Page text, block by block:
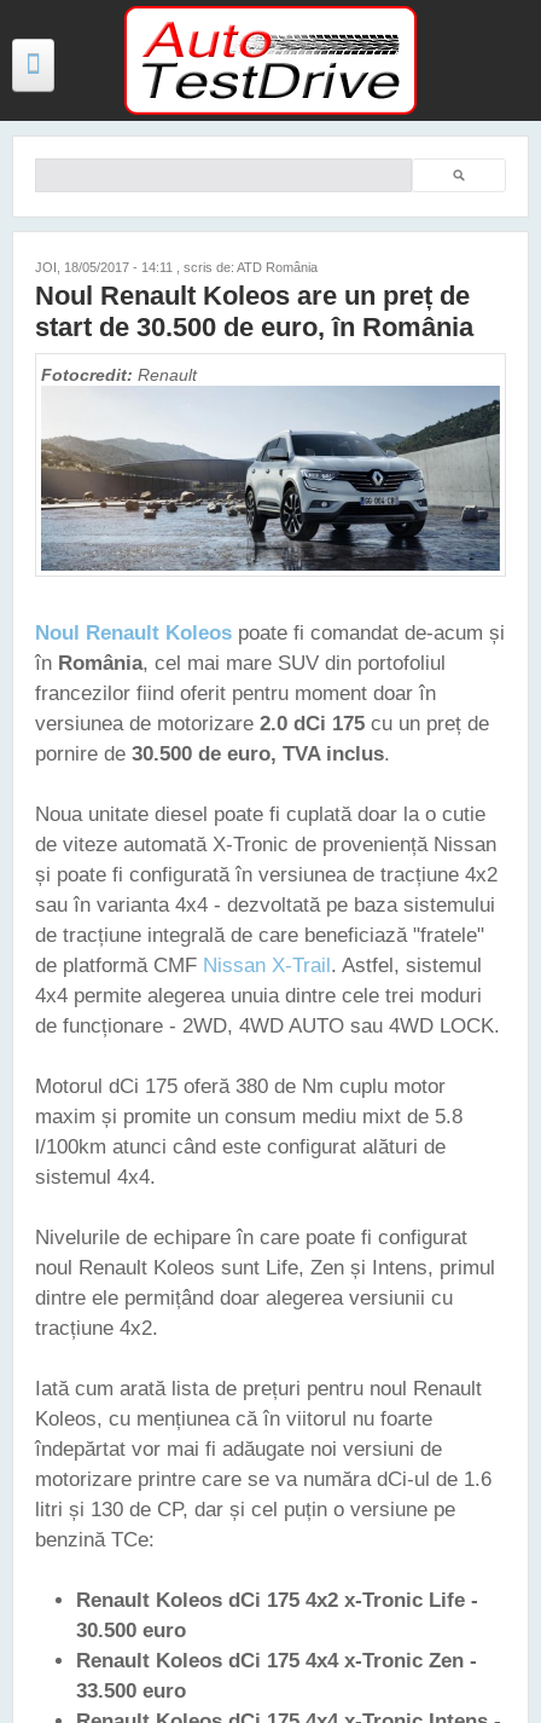
Mergi la conţinutul principal
TESTE
FOTO
MAȘINI ELECTRICE ȘI HIBRID
CONTACT
Căutare
JOI, 18/05/2017 - 14:11 , scris de: ATD România
Noul Renault Koleos are un preț de
start de 30.500 de euro, în România
Fotocredit: Renault
Noul Renault Koleos poate fi comandat de-acum și
în România, cel mai mare SUV din portofoliul
francezilor fiind oferit pentru moment doar în
versiunea de motorizare 2.0 dCi 175 cu un preț de
pornire de 30.500 de euro, TVA inclus.
Noua unitate diesel poate fi cuplată doar la o cutie
de viteze automată X-Tronic de proveniență Nissan
și poate fi configurată în versiunea de tracțiune 4x2
sau în varianta 4x4 - dezvoltată pe baza sistemului
de tracțiune integrală de care beneficiază "fratele"
de platformă CMF Nissan X-Trail. Astfel, sistemul
4x4 permite alegerea unuia dintre cele trei moduri
de funcționare - 2WD, 4WD AUTO sau 4WD LOCK.
Motorul dCi 175 oferă 380 de Nm cuplu motor
maxim și promite un consum mediu mixt de 5.8
l/100km atunci când este configurat alături de
sistemul 4x4.
Nivelurile de echipare în care poate fi configurat
noul Renault Koleos sunt Life, Zen și Intens, primul
dintre ele permițând doar alegerea versiunii cu
tracțiune 4x2.
Iată cum arată lista de prețuri pentru noul Renault
Koleos, cu mențiunea că în viitorul nu foarte
îndepărtat vor mai fi adăugate noi versiuni de
motorizare printre care se va număra dCi-ul de 1.6
litri și 130 de CP, dar și cel puțin o versiune pe
benzină TCe:
Renault Koleos dCi 175 4x2 x-Tronic Life -
30.500 euro
Renault Koleos dCi 175 4x4 x-Tronic Zen -
33.500 euro